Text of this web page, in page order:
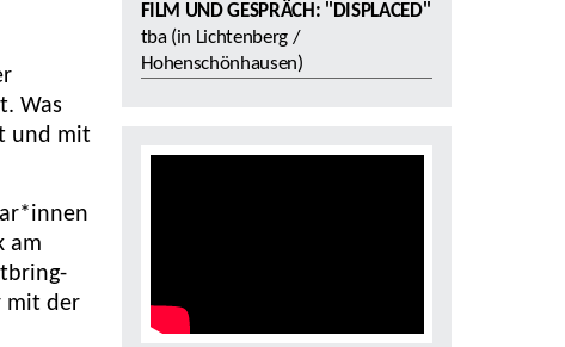
Was
und mit
am
mit der
FILM UND GESPRÄCH: "DISPLACED"
tba (in Lichtenberg /
Hohenschönhausen)